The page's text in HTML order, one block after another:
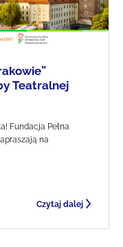
Teatralnej
Fundacja Pełna
na
Czytaj dalej